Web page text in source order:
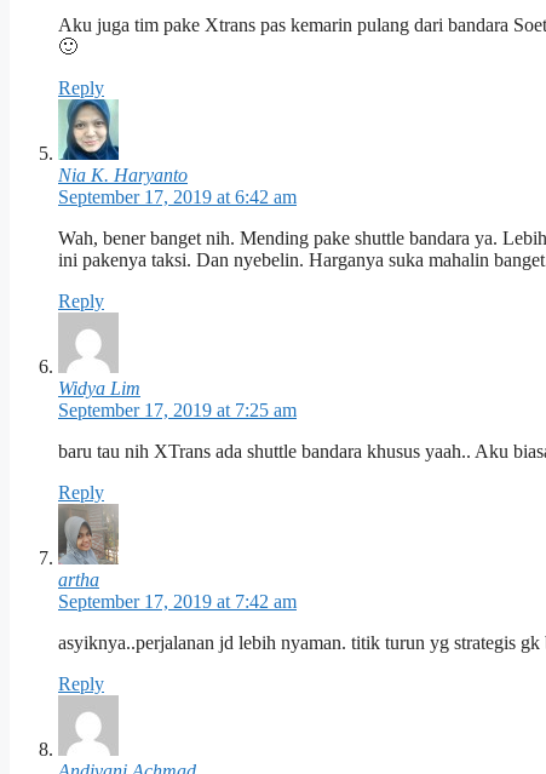
Aku juga tim pake Xtrans pas kemarin pulang dari bandara
🙂
Reply
Nia K. Haryanto
September 17, 2019 at 6:42 am
Wah, bener banget nih. Mending pake shuttle bandara ya.
ini pakenya taksi. Dan nyebelin. Harganya suka mahalin
Reply
Widya Lim
September 17, 2019 at 7:25 am
baru tau nih XTrans ada shuttle bandara khusus yaah.. Aku
Reply
artha
September 17, 2019 at 7:42 am
asyiknya..perjalanan jd lebih nyaman. titik turun yg strategis
Reply